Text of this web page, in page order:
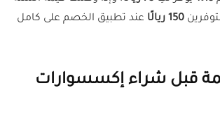
150 ريالًا
عند تطبيق الخصم على كامل
قبل شراء إكسسوارات